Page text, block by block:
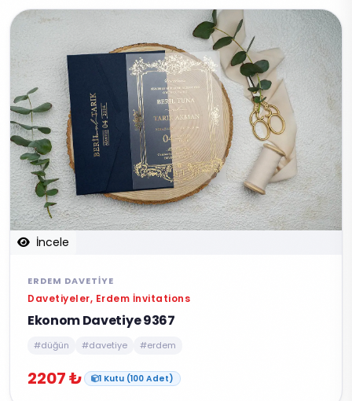
İncele
ERDEM DAVETIYE
Davetiyeler, Erdem İnvitations
Ekonom Davetiye 9367
#düğün #davetiye #erdem
2207 ₺ 1 Kutu (100 Adet)